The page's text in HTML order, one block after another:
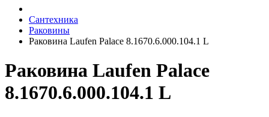
Сантехника
Раковины
Раковина Laufen Palace 8.1670.6.000.104.1 L
Раковина Laufen Palace
8.1670.6.000.104.1 L